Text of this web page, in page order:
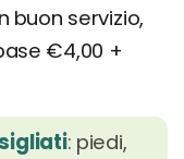
buon servizio,
€4,00 +
: piedi,